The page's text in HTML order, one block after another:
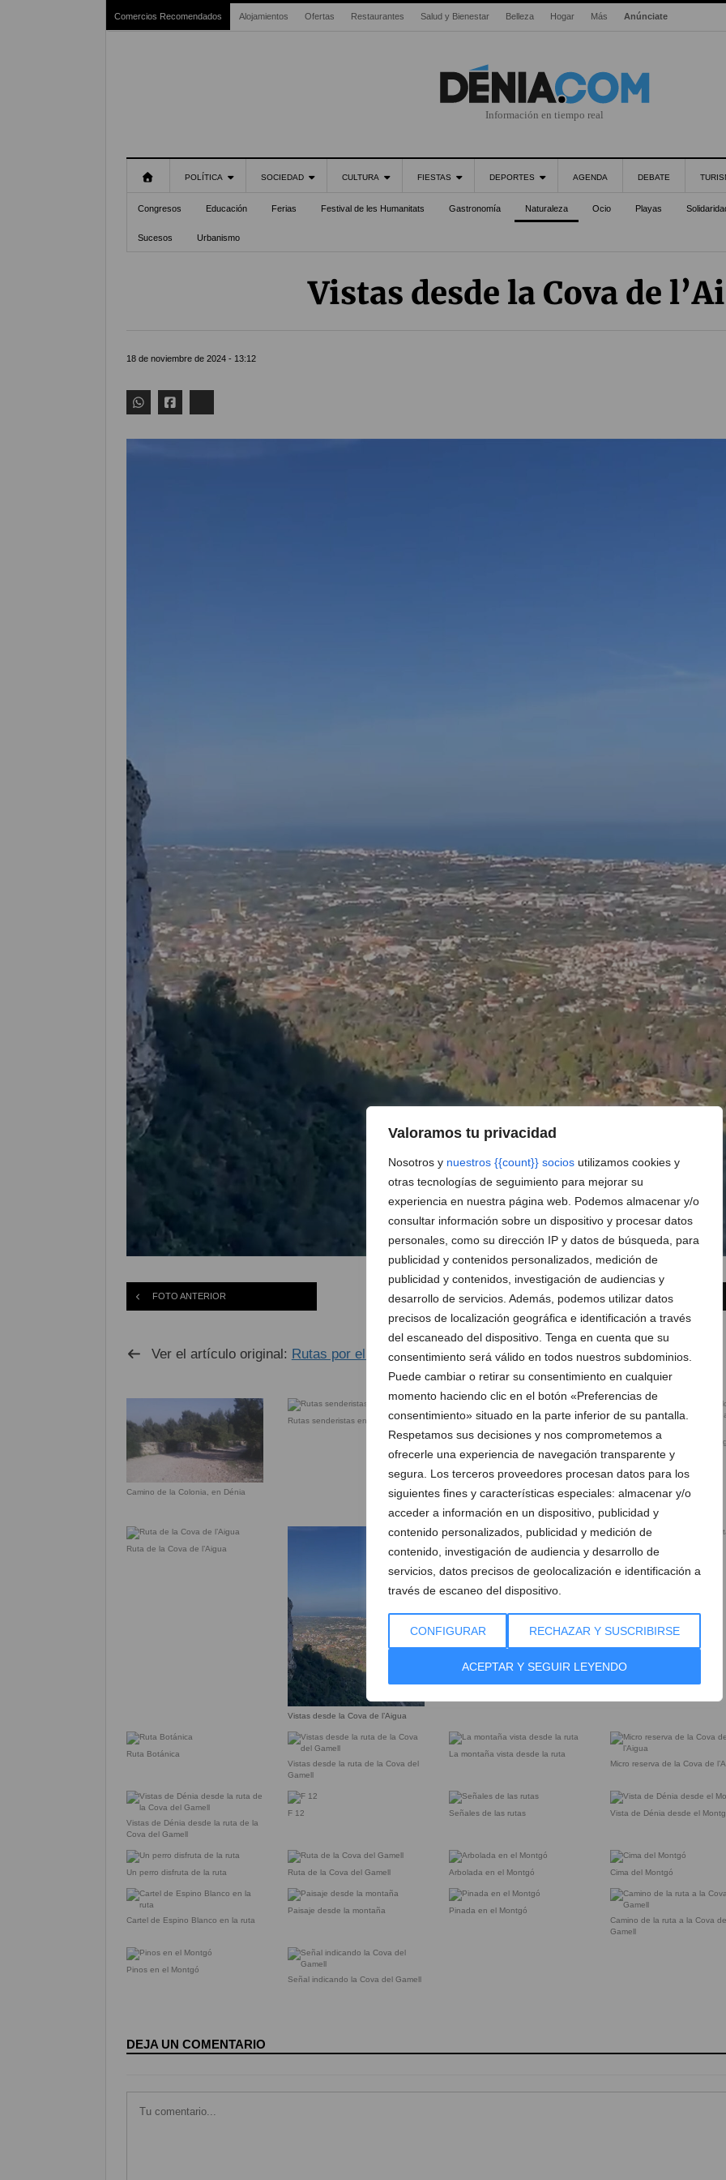
Valoramos tu privacidad
Nosotros y nuestros {{count}} socios utilizamos cookies y
otras tecnologías de seguimiento para mejorar su
experiencia en nuestra página web. Podemos almacenar y/o
consultar información sobre un dispositivo y procesar datos
personales, como su dirección IP y datos de búsqueda, para
publicidad y contenidos personalizados, medición de
publicidad y contenidos, investigación de audiencias y
desarrollo de servicios. Además, podemos utilizar datos
precisos de localización geográfica e identificación a través
del escaneado del dispositivo. Tenga en cuenta que su
consentimiento será válido en todos nuestros subdominios.
Puede cambiar o retirar su consentimiento en cualquier
momento haciendo clic en el botón «Preferencias de
consentimiento» situado en la parte inferior de su pantalla.
Respetamos sus decisiones y nos comprometemos a
ofrecerle una experiencia de navegación transparente y
segura. Los terceros proveedores procesan datos para los
siguientes fines y características especiales: almacenar y/o
acceder a información en un dispositivo, publicidad y
contenido personalizados, publicidad y medición de
contenido, investigación de audiencia y desarrollo de
servicios, datos precisos de geolocalización e identificación a
través de escaneo del dispositivo.
CONFIGURAR RECHAZAR Y SUSCRIBIRSE
ACEPTAR Y SEGUIR LEYENDO
Comercios Recomendados Alojamientos Ofertas Restaurantes Salud y Bienestar Belleza Hogar Más Anúnciate
Información en tiempo real
POLÍTICA SOCIEDAD CULTURA FIESTAS DEPORTES AGENDA DEBATE
Congresos Educación Ferias Festival de les Humanitats Gastronomía Naturaleza Ocio Playas
Sucesos Urbanismo
Vistas desde la Cova de
18 de noviembre de 2024 - 13:12
FOTO ANTERIOR 6 de 26 FOTO SIGUIENTE
Ver el artículo original: Rutas por el Montgó desde Dénia: senderos para todos los niveles
Camino de la Colonia, en Dénia
Rutas senderistas en Dénia
La Torre del Gerro con el mar al
fondo
Plano de las rutas por el
desde Dénia y desde Jávea,
Ruta de la Cova de l’Aigua
Vistas desde la Cova de l’Aigua
Cartel de riesgos de incendio Mapa con las diferentes rutas
Ruta Botánica
Vistas desde la ruta de la Cova del
Gamell
La montaña vista desde la ruta
Micro reserva de la Cova de
Vistas de Dénia desde la ruta de la
Cova del Gamell
F 12 Señales de las rutas Vista de Dénia desde el
Un perro disfruta de la ruta Ruta de la Cova del Gamell Arbolada en el Montgó Cima del Montgó
Cartel de Espino Blanco en la ruta
Paisaje desde la montaña
Pinada en el Montgó
Camino de la ruta a la Cova
Gamell
Pinos en el Montgó
Señal indicando la Cova del Gamell
DEJA UN COMENTARIO